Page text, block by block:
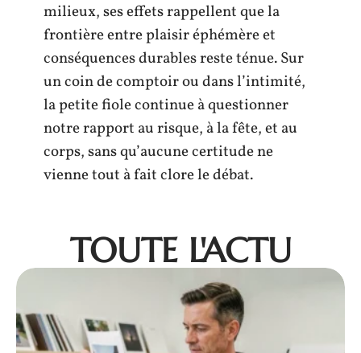
milieux, ses effets rappellent que la
frontière entre plaisir éphémère et
conséquences durables reste ténue. Sur
un coin de comptoir ou dans l’intimité,
la petite fiole continue à questionner
notre rapport au risque, à la fête, et au
corps, sans qu’aucune certitude ne
vienne tout à fait clore le débat.
TOUTE L'ACTU